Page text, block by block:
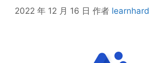
2022 年 12 月 16 日 作者 learnhard